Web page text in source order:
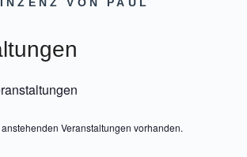
Veranstaltungen vorhanden.